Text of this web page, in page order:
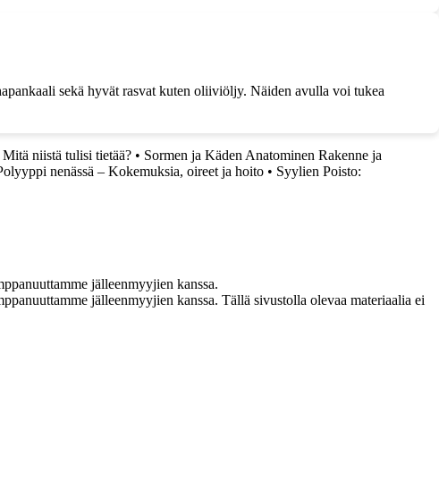
sekä hyvät rasvat kuten oliiviöljy. Näiden avulla voi tukea
niistä tulisi tietää? • Sormen ja Käden Anatominen Rakenne ja
nenässä – Kokemuksia, oireet ja hoito • Syylien Poisto:
jälleenmyyjien kanssa.
jälleenmyyjien kanssa. Tällä sivustolla olevaa materiaalia ei